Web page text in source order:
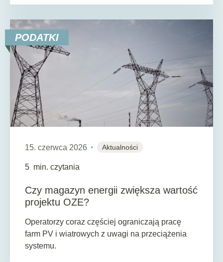
PODATKI
15. czerwca 2026 Aktualności
5 min. czytania
Czy magazyn energii zwiększa wartość
projektu OZE?
Operatorzy coraz częściej ograniczają pracę
farm PV i wiatrowych z uwagi na przeciążenia
systemu.